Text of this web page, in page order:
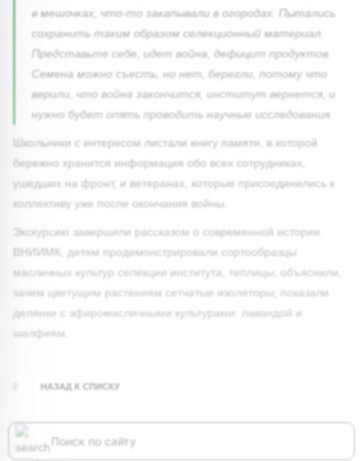
в мешочках, что-то закапывали в огородах. Пытались
сохранить таким образом селекционный материал.
Представьте себе, идет война, дефицит продуктов.
Семена можно съесть, но нет, берегли, потому что
верили, что война закончится, институт вернется, и
нужно будет опять проводить научные исследования.
Школьники с интересом листали книгу памяти, в которой
бережно хранится информация обо всех сотрудниках,
ушедших на фронт, и ветеранах, которые присоединились к
коллективу уже после окончания войны.
Экскурсию завершили рассказом о современной истории
ВНИИМК, детям продемонстрировали сортообразцы
масличных культур селекции института, теплицы; объяснили,
зачем цветущим растениям сетчатые изоляторы; показали
делянки с эфиромасличными культурами: лавандой и
шалфеем.
НАЗАД К СПИСКУ